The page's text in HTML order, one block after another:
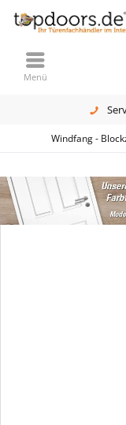
Menü
Windfang -